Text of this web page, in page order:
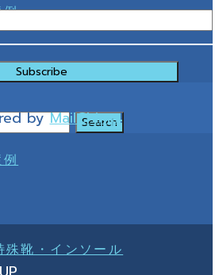
例
殊靴・インソール
例
byMailChimp!